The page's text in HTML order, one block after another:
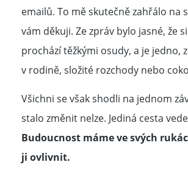
emailů. To mě skutečně zahřálo na
vám děkuji. Ze zpráv bylo jasné, že
prochází těžkými osudy, a je jedno,
v rodině, složité rozchody nebo
Všichni se však shodli na jednom
stalo změnit nelze. Jediná cesta
Budoucnost máme ve svých
ji ovlivnit.